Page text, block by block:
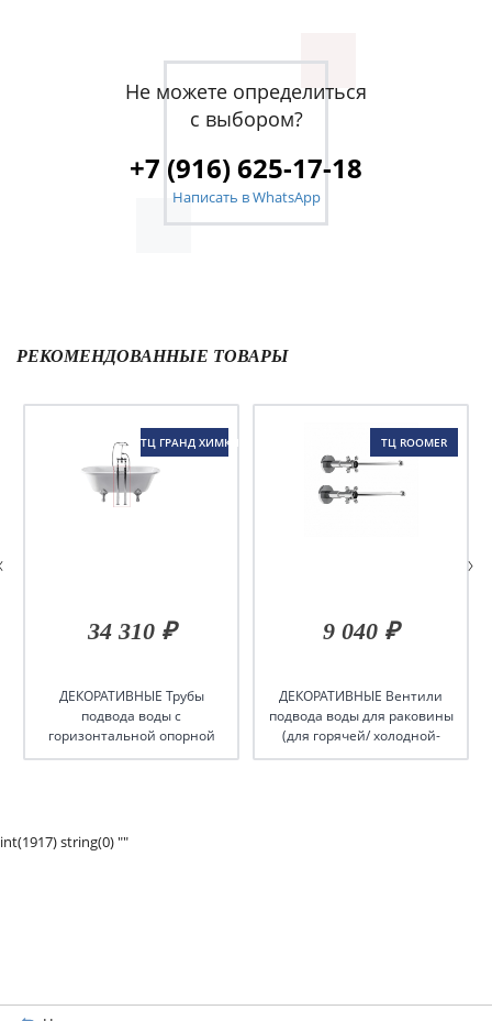
Не можете определиться
с выбором?
+7 (916) 625-17-18
Написать в WhatsApp
РЕКОМЕНДОВАННЫЕ ТОВАРЫ
ТЦ ГРАНД ХИМКИ
34 310 ₽
ДЕКОРАТИВНЫЕ Трубы
подвода воды с
горизонтальной опорной
рамой (Пара), цвет Хром
ТЦ ROOMER
9 040 ₽
ДЕКОРАТИВНЫЕ Вентили
подвода воды для раковины
(для горячей/ холодной-
пара), цвет-хром/черный
int(1917) string(0) ""